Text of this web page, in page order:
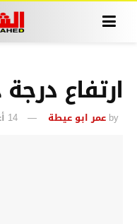
ارتفاع
by عمر ابو عيطة 14 أغسطس، 2016